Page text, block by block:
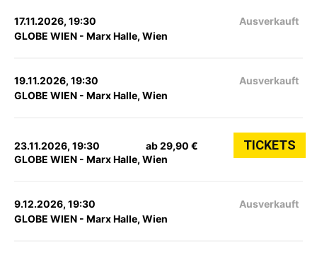
17.11.2026, 19:30
GLOBE WIEN - Marx Halle, Wien
Ausverkauft
19.11.2026, 19:30
GLOBE WIEN - Marx Halle, Wien
Ausverkauft
23.11.2026, 19:30
GLOBE WIEN - Marx Halle, Wien
ab 29,90 € TICKETS
9.12.2026, 19:30
GLOBE WIEN - Marx Halle, Wien
Ausverkauft